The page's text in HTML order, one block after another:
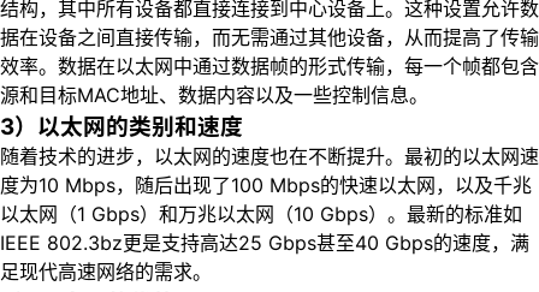
结构，其中所有设备都直接连接到中心设备上。这种设置允许数
据在设备之间直接传输，而无需通过其他设备，从而提高了传输
效率。数据在以太网中通过数据帧的形式传输，每一个帧都包含
源和目标MAC地址、数据内容以及一些控制信息。
3）以太网的类别和速度
随着技术的进步，以太网的速度也在不断提升。最初的以太网速
度为10 Mbps，随后出现了100 Mbps的快速以太网，以及千兆
以太网（1 Gbps）和万兆以太网（10 Gbps）。最新的标准如
IEEE 802.3bz更是支持高达25 Gbps甚至40 Gbps的速度，满
足现代高速网络的需求。